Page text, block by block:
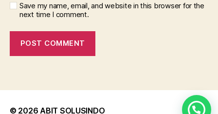
Save my name, email, and website in this browser for the
next time I comment.
© 2026 ABIT SOLUSINDO Up ↑